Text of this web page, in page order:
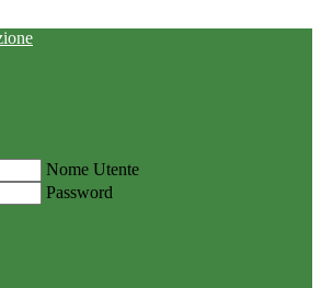
Nome Utente
Password